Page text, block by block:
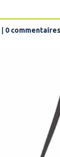
0 commentaires